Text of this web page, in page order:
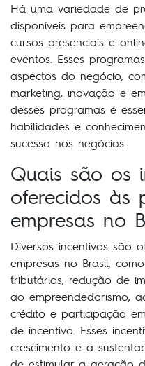
Há uma variedade de
disponíveis para
cursos presenciais e
eventos. Esses
aspectos do negócio,
marketing, inovação e
desses programas é
habilidades e
sucesso nos negócios.
Quais são os
oferecidos às
empresas no
Diversos incentivos são
empresas no Brasil,
tributários, redução de
ao empreendedorismo,
crédito e participação
de incentivo. Esses
crescimento e a